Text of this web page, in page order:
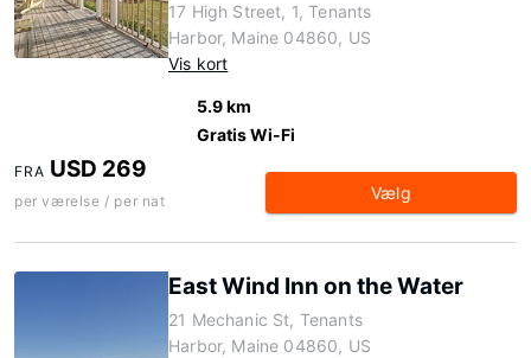
17 High Street, 1, Tenants
Harbor, Maine 04860, US
Vis kort
5.9 km
Gratis Wi-Fi
FRA USD 269
per værelse / per nat Vælg
East Wind Inn on the Water
21 Mechanic St, Tenants
Harbor, Maine 04860, US